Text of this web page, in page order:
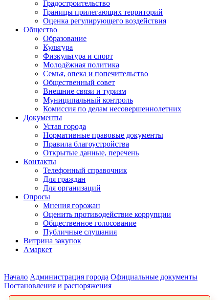
Градостроительство
Границы прилегающих территорий
Оценка регулирующего воздействия
Общество
Образование
Культура
Физкультура и спорт
Молодёжная политика
Семья, опека и попечительство
Общественный совет
Внешние связи и туризм
Муниципальный контроль
Комиссия по делам несовершеннолетних
Документы
Устав города
Нормативные правовые документы
Правила благоустройства
Открытые данные, перечень
Контакты
Телефонный справочник
Для граждан
Для организаций
Опросы
Мнения горожан
Оценить противодействие коррупции
Общественное голосование
Публичные слушания
Витрина закупок
Амаркет
Начало Администрация города Официальные документы
Постановления и распоряжения